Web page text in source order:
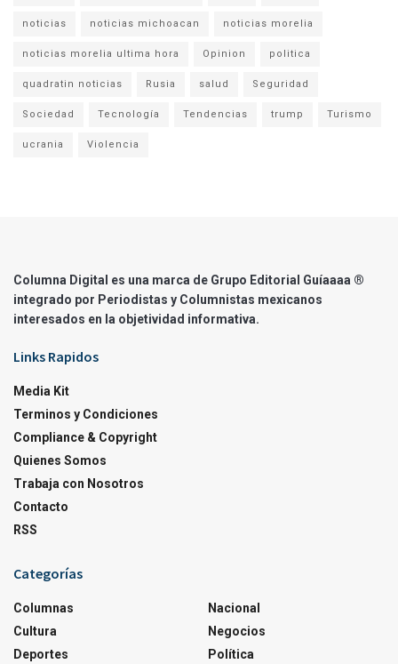
noticias noticias michoacan noticias morelia
noticias morelia ultima hora Opinion politica
quadratin noticias Rusia salud Seguridad
Sociedad Tecnología Tendencias trump Turismo
ucrania Violencia
Columna Digital es una marca de Grupo Editorial Guíaaaa ®
integrado por Periodistas y Columnistas mexicanos
interesados en la objetividad informativa.
Links Rapidos
Media Kit
Terminos y Condiciones
Compliance & Copyright
Quienes Somos
Trabaja con Nosotros
Contacto
RSS
Categorías
Columnas
Cultura
Deportes
Nacional
Negocios
Política